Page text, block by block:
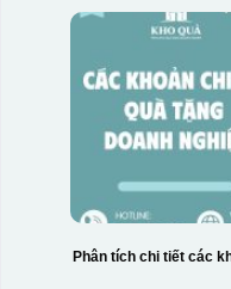
Phân tích chi tiết các